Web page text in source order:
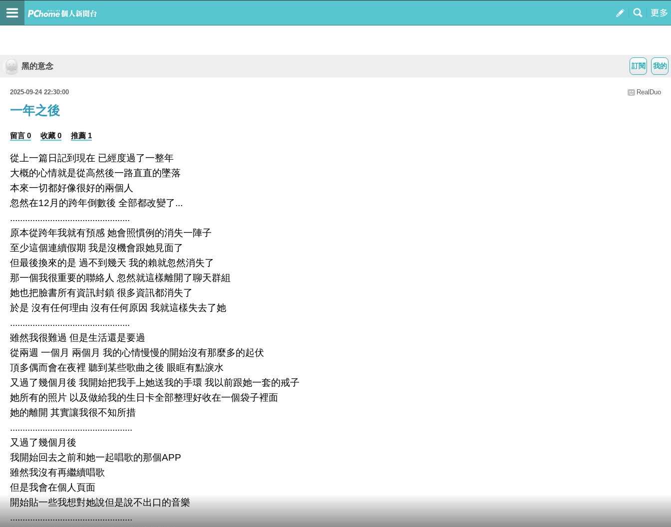
我的
訂閱
黑的意念
2025-09-24 22:30:00 RealDuo
一年之後
留言 0 收藏 0 推薦 1
從上一篇日記到現在 已經度過了一整年
大概的心情就是從高然後一路直直的墜落
本來一切都好像很好的兩個人
忽然在12月的跨年倒數後 全部都改變了...
................................................
原本從跨年我就有預感 她會照慣例的消失一陣子
至少這個連續假期 我是沒機會跟她見面了
但最後換來的是 過不到幾天 我的賴就忽然消失了
那一個我很重要的聯絡人 忽然就這樣離開了聊天群組
她也把臉書所有資訊封鎖 很多資訊都消失了
於是 沒有任何理由 沒有任何原因 我就這樣失去了她
................................................
雖然我很難過 但是生活還是要過
從兩週 一個月 兩個月 我的心情慢慢的開始沒有那麼多的起伏
頂多偶而會在夜裡 聽到某些歌曲之後 眼眶有點淚水
又過了幾個月後 我開始把我手上她送我的手環 我以前跟她一套的戒子
她所有的照片 以及做給我的生日卡全部整理好收在一個袋子裡面
她的離開 其實讓我很不知所措
.................................................
又過了幾個月後
我開始回去之前和她一起唱歌的那個APP
雖然我沒有再繼續唱歌
但是我會在個人頁面
開始貼一些我想對她說但是說不出口的音樂
.................................................